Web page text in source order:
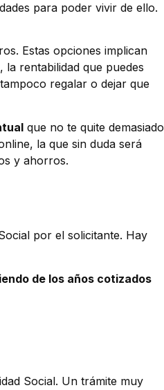
para poder vivir de ello.
Estas opciones implican
rentabilidad que puedes
regalar o dejar que
que no te quite demasiado
la que sin duda será
y ahorros.
por el solicitante. Hay
de los años cotizados
Social. Un trámite muy